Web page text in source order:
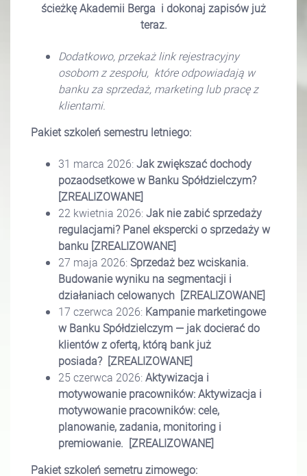
ścieżkę Akademii Berga i dokonaj zapisów już
teraz.
Dodatkowo, przekaż link rejestracyjny
osobom z zespołu, które odpowiadają w
banku za sprzedaż, marketing lub pracę z
klientami.
Pakiet szkoleń semestru letniego:
31 marca 2026:Jak zwiększać dochody
pozaodsetkowe w Banku Spółdzielczym?
[ZREALIZOWANE]
22 kwietnia 2026:Jak nie zabić sprzedaży
regulacjami? Panel ekspercki o sprzedaży w
banku [ZREALIZOWANE]
27 maja 2026:Sprzedaż bez wciskania.
Budowanie wyniku na segmentacji i
działaniach celowanych [ZREALIZOWANE]
17 czerwca 2026: Kampanie marketingowe
w Banku Spółdzielczym — jak docierać do
klientów z ofertą, którą bank już
posiada? [ZREALIZOWANE]
25 czerwca 2026:Aktywizacja i
motywowanie pracowników: Aktywizacja i
motywowanie pracowników: cele,
planowanie, zadania, monitoring i
premiowanie. [ZREALIZOWANE]
Pakiet szkoleń semetru zimowego: